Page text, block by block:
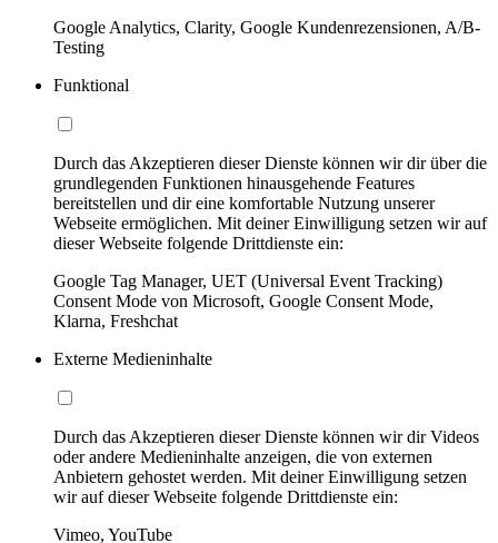
Google Analytics, Clarity, Google Kundenrezensionen, A/B-
Testing
Funktional
Durch das Akzeptieren dieser Dienste können wir dir über die
grundlegenden Funktionen hinausgehende Features
bereitstellen und dir eine komfortable Nutzung unserer
Webseite ermöglichen. Mit deiner Einwilligung setzen wir auf
dieser Webseite folgende Drittdienste ein:
Google Tag Manager, UET (Universal Event Tracking)
Consent Mode von Microsoft, Google Consent Mode,
Klarna, Freshchat
Externe Medieninhalte
Durch das Akzeptieren dieser Dienste können wir dir Videos
oder andere Medieninhalte anzeigen, die von externen
Anbietern gehostet werden. Mit deiner Einwilligung setzen
wir auf dieser Webseite folgende Drittdienste ein:
Vimeo, YouTube